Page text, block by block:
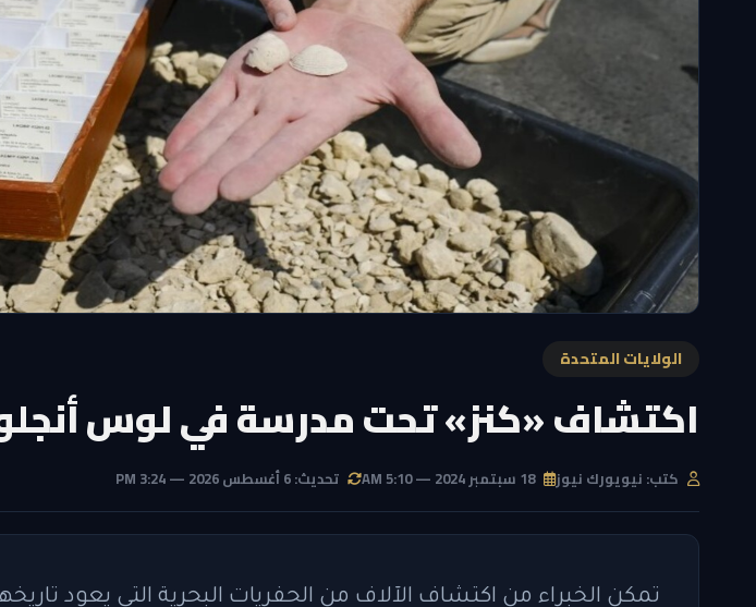
الولايات المتحدة
اكتشاف «كنز» تحت مدرسة في لوس
كتب: نيويورك نيوز 18 سبتمبر 2024 — 5:10 AM تحديث: 6 أغسطس 2026 — 3:24 PM